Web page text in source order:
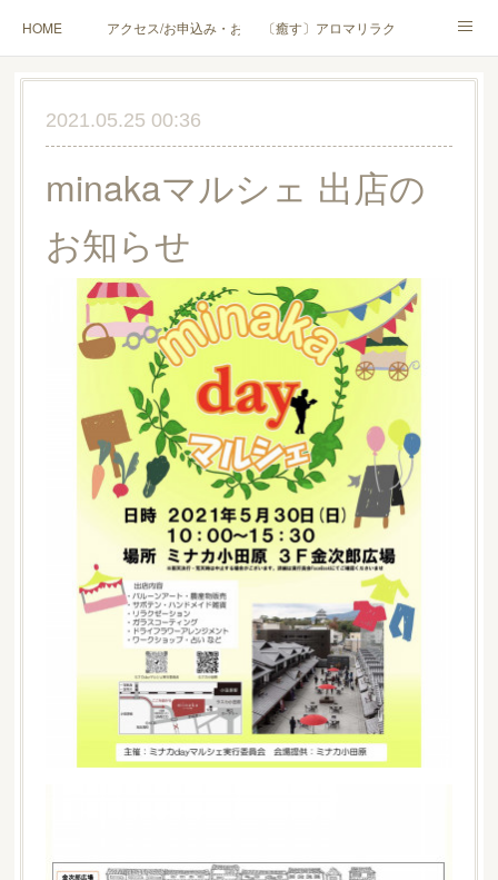
HOME アクセス/お申込み・お問合せ〔癒す〕アロマリラクゼーション
〔学ぶ〕AEAJ資格対応コース〔学ぶ〕トリートメント実技講座／介護アロマ講座
ハンモックよもぎ蒸し® HAMMOCK SAUNA® アカデミー厚木校
ハンモックタイ古式協会® 厚木校出張講座(個人／企業・団体)
コラム YouTube［アロマ・ハーブクラフト］
2021.05.25 00:36
minakaマルシェ 出店の
お知らせ